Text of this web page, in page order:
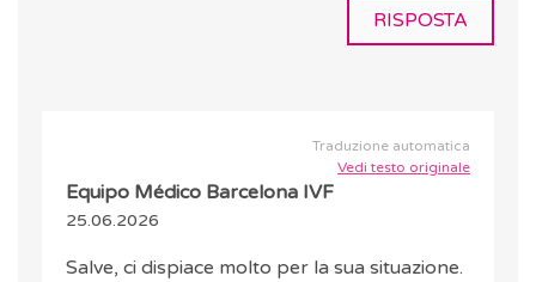
RISPOSTA
Traduzione automatica
Vedi testo originale
Equipo Médico Barcelona IVF
25.06.2026
Salve, ci dispiace molto per la sua situazione.